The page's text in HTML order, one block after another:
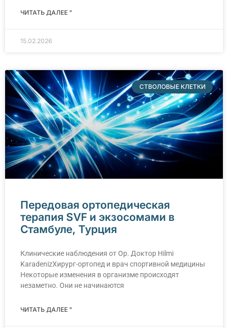
ЧИТАТЬ ДАЛЕЕ "
15.02.2026
СТВОЛОВЫЕ КЛЕТКИ
Передовая ортопедическая
терапия SVF и экзосомами в
Стамбуле, Турция
Клинические наблюдения от Op. Доктоp Hilmi
KaradenizХирург-ортопед и врач спортивной медицины
Некоторые изменения в организме происходят
незаметно. Они не начинаются
ЧИТАТЬ ДАЛЕЕ "